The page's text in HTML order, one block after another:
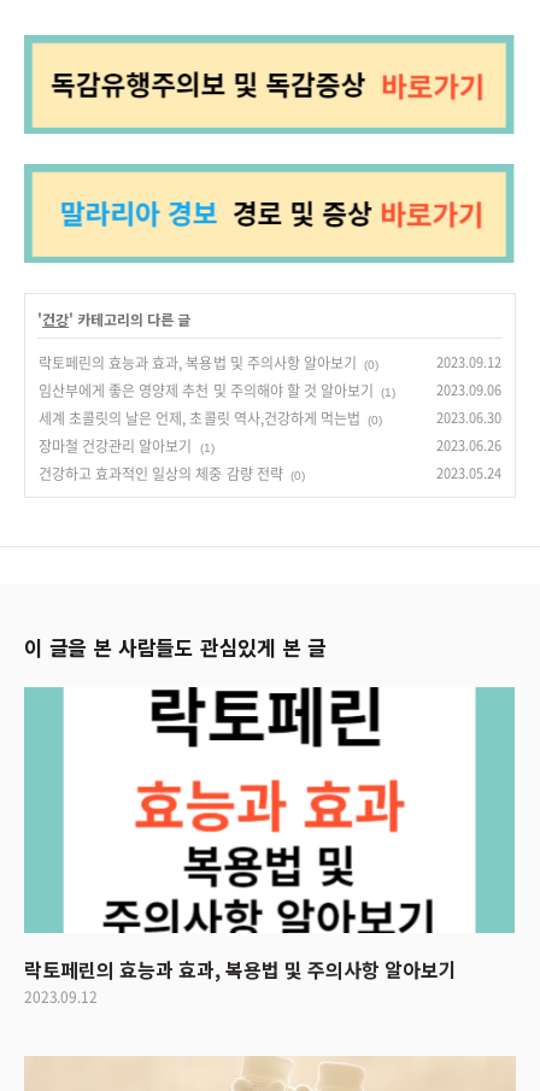
'건강' 카테고리의 다른 글
락토페린의 효능과 효과, 복용법 및 주의사항 알아보기 (0) 2023.09.12
임산부에게 좋은 영양제 추천 및 주의해야 할 것 알아보기 (1) 2023.09.06
세계 초콜릿의 날은 언제, 초콜릿 역사,건강하게 먹는법 (0) 2023.06.30
장마철 건강관리 알아보기 (1) 2023.06.26
건강하고 효과적인 일상의 체중 감량 전략 (0) 2023.05.24
이 글을 본 사람들도 관심있게 본 글
락토페린의 효능과 효과, 복용법 및 주의사항 알아보기
2023.09.12